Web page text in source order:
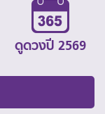
ดูดวงปี 2569